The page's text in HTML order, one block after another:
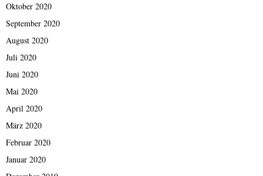
Oktober 2020
September 2020
August 2020
Juli 2020
Juni 2020
Mai 2020
April 2020
März 2020
Februar 2020
Januar 2020